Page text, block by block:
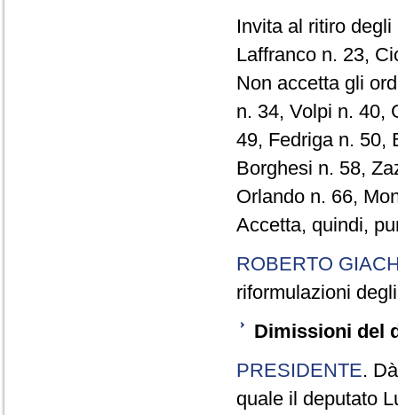
Invita al ritiro
Laffranco n. 23,
Non accetta gli
n. 34, Volpi n. 40,
49, Fedriga n. 50,
Borghesi n. 58,
Orlando n. 66,
Accetta, quindi,
ROBERTO
riformulazioni
Dimissioni del
PRESIDENTE.
quale il deputato